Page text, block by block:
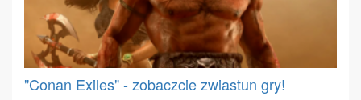
"Conan Exiles" - zobaczcie zwiastun gry!